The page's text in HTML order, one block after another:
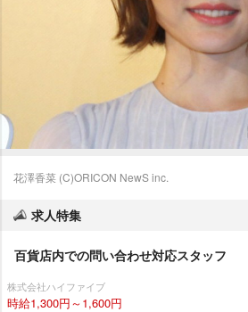
花澤香菜 (C)ORICON NewS inc.
求人特集
百貨店内での問い合わせ対応スタッフ
株式会社ハイファイブ
時給1,300円～1,600円